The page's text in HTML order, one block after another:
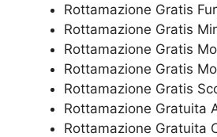
Rottamazione Gratis
Rottamazione Gratis
Rottamazione Gratis
Rottamazione Gratis
Rottamazione Gratis
Rottamazione Gratuita
Rottamazione Gratuita